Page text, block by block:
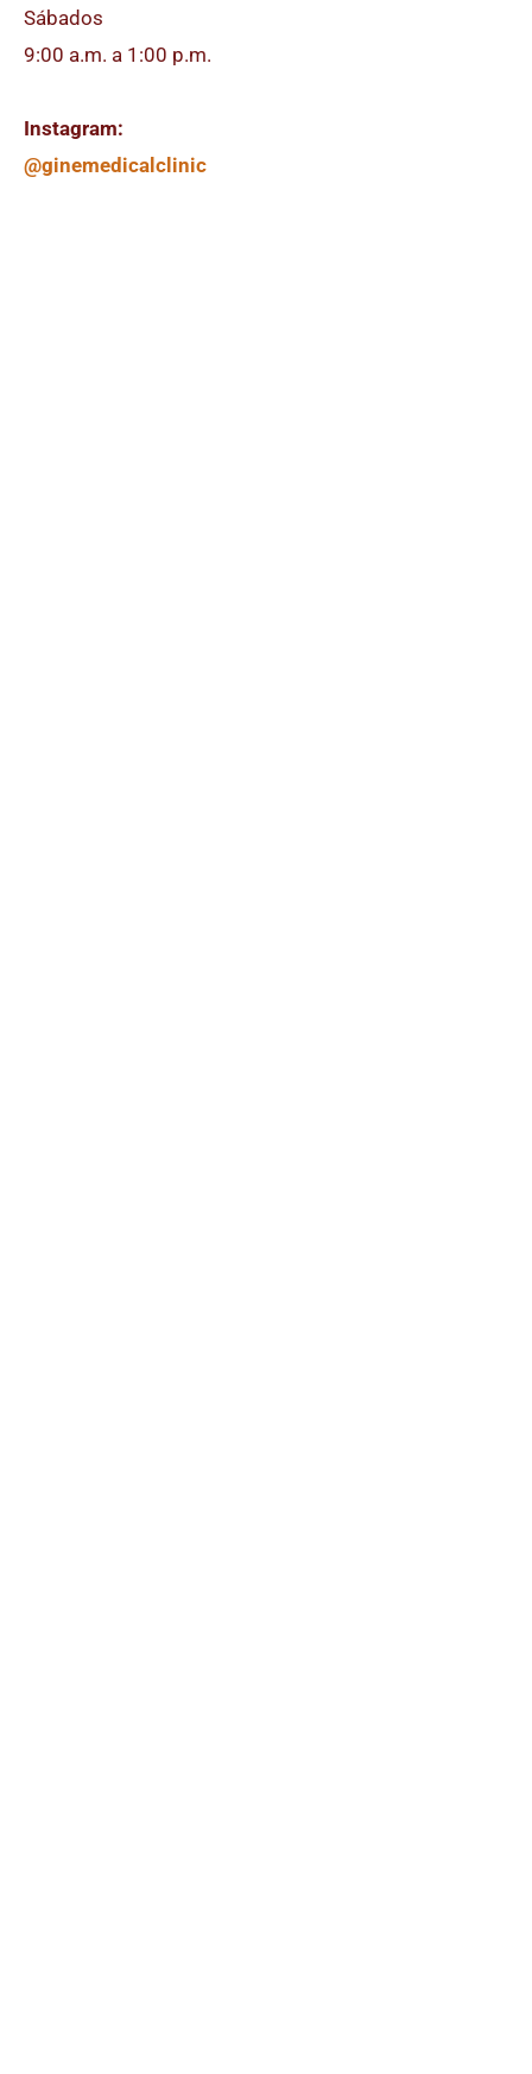
Sábados
9:00 a.m. a 1:00 p.m.
Instagram:
@ginemedicalclinic